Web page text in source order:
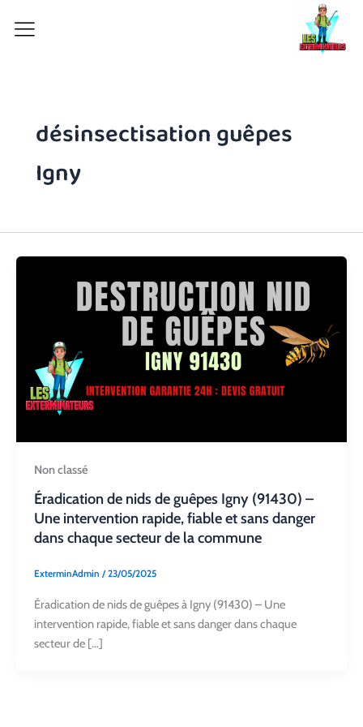
désinsectisation guêpes
Igny
Non classé
Éradication de nids de guêpes Igny (91430) –
Une intervention rapide, fiable et sans danger
dans chaque secteur de la commune
ExterminAdmin /23/05/2025
Éradication de nids de guêpes à Igny (91430) – Une
intervention rapide, fiable et sans danger dans chaque
secteur de […]